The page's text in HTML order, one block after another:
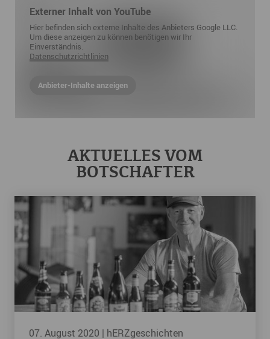
Externer Inhalt von YouTube
Hier befinden sich externe Inhalte des Anbieters Google LLC.
Um diese anzeigen zu können benötigen wir Ihr
Einverständnis.
Datenschutzrichtlinien
Anbieter-Inhalte anzeigen
AKTUELLES VOM
BOTSCHAFTER
07. August 2020 | hERZgeschichten